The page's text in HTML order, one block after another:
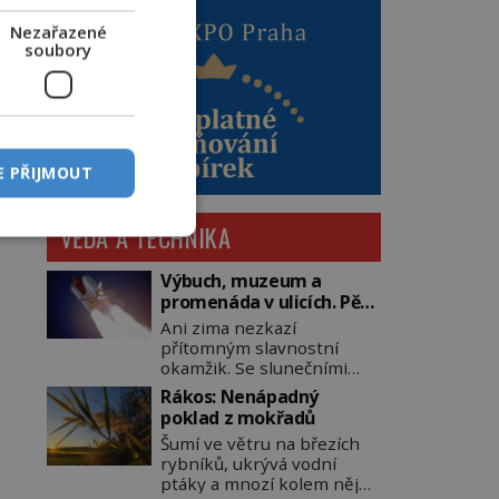
VĚDA A TECHNIKA
Výbuch, muzeum a
promenáda v ulicích. Pět
osudů nejslavnějších
raketoplánů
Ani zima nezkazí
přítomným slavnostní
okamžik. Se slunečními
brýlemi hledí na startující
raketu, která má do
vesmíru vynést kromě
posádky také obyčejnou
učitelku. Po několika
sekundách všem ztuhnou
Rákos: Nenápadný
poklad z mokřadů
Šumí ve větru na březích
rybníků, ukrývá vodní
ptáky a mnozí kolem něj
Nezařazené
soubory
PŘIJMOUT